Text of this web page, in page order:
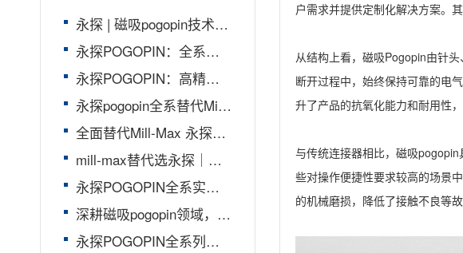
永探 | 磁吸pogopin技术领导者，开启智能连接新时代
永探POGOPIN：全系无损替代Mill-max，国产龙头工厂
永探POGOPIN：高精度国产弹簧针，完美替代Mill-max连接器
永探pogopin全系替代Mill-Max：全品类适配，高品质稳定之选
全面替代Mill-Max 永探Pogopin精密连接器，重构高端互连性价比标杆
mill-max替代选永探｜全系兼容升级，行业领先替代方案
永探POGOPIN全系实现MILL-MAX国产精准替代
深耕磁吸pogopin领域，永探以技术与定制实力筑牢行业龙头壁垒
永探POGOPIN全系列替代MILL-MAX产品优势解析
户需求并提供定制化解决方案。
从结构上看，磁吸Pogopin由针
断开过程中，始终保持可靠的电
升了产品的抗氧化能力和耐用性
与传统连接器相比， 磁吸pogopin
些对操作便捷性要求较高的场景
的机械磨损，降低了接触不良等